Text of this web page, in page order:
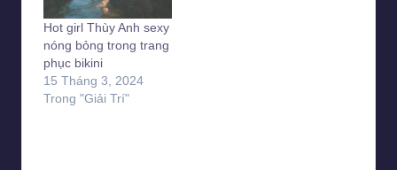
Hot girl Thùy Anh sexy
nóng bỏng trong trang
phục bikini
15 Tháng 3, 2024
Trong "Giải Trí"